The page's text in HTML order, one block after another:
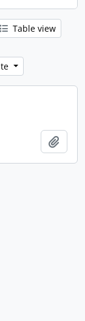
Table view